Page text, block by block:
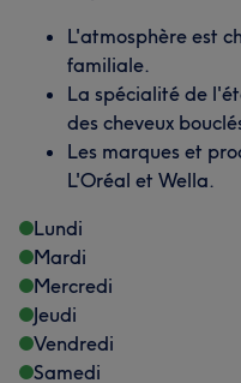
L'atmosphère est
familiale.
La spécialité de
des cheveux
Les marques et
L'Oréal et Wella.
Lundi
Mardi
Mercredi
Jeudi
Vendredi
Samedi